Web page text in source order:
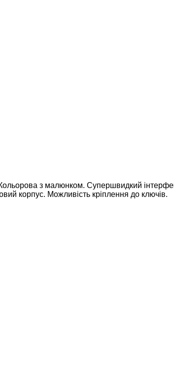
з малюнком. Супершвидкий
корпус. Можливість кріплення до ключів.